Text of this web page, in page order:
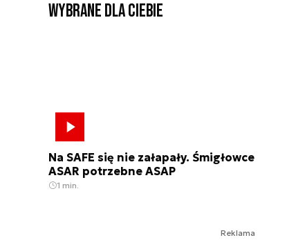
Wybrane dla Ciebie
Na SAFE się nie załapały. Śmigłowce
ASAR potrzebne ASAP
1 min.
Reklama